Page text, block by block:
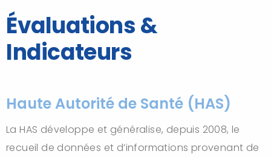
Évaluations &
Indicateurs
Haute Autorité de Santé (HAS)
La HAS développe et généralise, depuis 2008, le
recueil de données et d’informations provenant de